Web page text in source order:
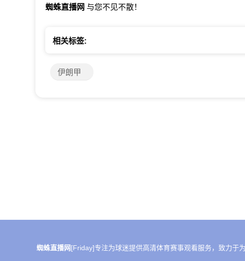
蜘蛛直播网 与您不见不散！
相关标签:
伊朗甲
蜘蛛直播网[Friday]专注为球迷提供高清体育赛事观看服务，致力于